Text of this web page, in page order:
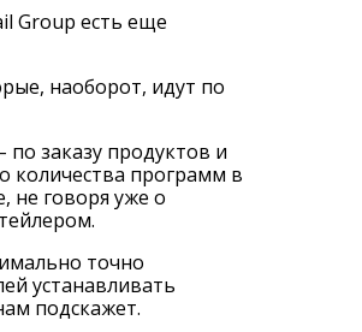
Group есть еще
наоборот, идут по
заказу продуктов и
количества программ в
не говоря уже о
точно
устанавливать
подскажет.